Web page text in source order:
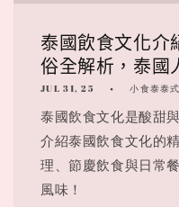
泰國飲食文化介
俗全解析，泰國
JUL 31, 25 小食泰泰
泰國飲食文化是酸甜
介紹泰國飲食文化的
理、節慶飲食與日常
風味！